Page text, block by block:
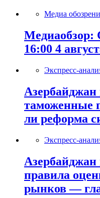
Медиа
Медиаобзор:
16:00 4
Экспресс-
Азербайджан
таможенные
ли реформа
Экспресс-
Азербайджан
правила
рынков —